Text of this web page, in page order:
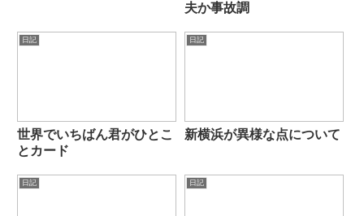
夫か事故調
日記
世界でいちばん君がひとこ
とカード
日記
新横浜が異様な点について
日記 日記